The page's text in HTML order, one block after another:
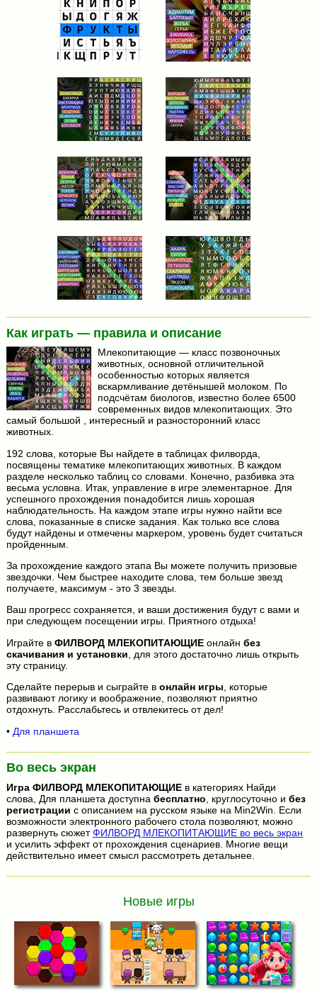
Как играть — правила и описание
Млекопитающие — класс позвоночных
животных, основной отличительной
особенностью которых является
вскармливание детёнышей молоком. По
подсчётам биологов, известно более 6500
современных видов млекопитающих. Это
самый большой , интересный и разносторонний класс
животных.
192 слова, которые Вы найдете в таблицах филворда,
посвящены тематике млекопитающих животных. В каждом
разделе несколько таблиц со словами. Конечно, разбивка эта
весьма условна. Итак, управление в игре элементарное. Для
успешного прохождения понадобится лишь хорошая
наблюдательность. На каждом этапе игры нужно найти все
слова, показанные в списке задания. Как только все слова
будут найдены и отмечены маркером, уровень будет считаться
пройденным.
За прохождение каждого этапа Вы можете получить призовые
звездочки. Чем быстрее находите слова, тем больше звезд
получаете, максимум - это 3 звезды.
Ваш прогресс сохраняется, и ваши достижения будут с вами и
при следующем посещении игры. Приятного отдыха!
Играйте в ФИЛВОРД МЛЕКОПИТАЮЩИЕонлайн без
скачивания и установки , для этого достаточно лишь открыть
эту страницу.
Сделайте перерыв и сыграйте в онлайн игры, которые
развивают логику и воображение, позволяют приятно
отдохнуть. Расслабьтесь и отвлекитесь от дел!
• Для планшета
Во весь экран
Игра ФИЛВОРД МЛЕКОПИТАЮЩИЕв категориях Найди
слова, Для планшета доступна бесплатно , круглосуточно и без
регистрации с описанием на русском языке на Min2Win. Если
возможности электронного рабочего стола позволяют, можно
развернуть сюжетФИЛВОРД МЛЕКОПИТАЮЩИЕ во весь экран
и усилить эффект от прохождения сценариев. Многие вещи
действительно имеет смысл рассмотреть детальнее.
Новые игры